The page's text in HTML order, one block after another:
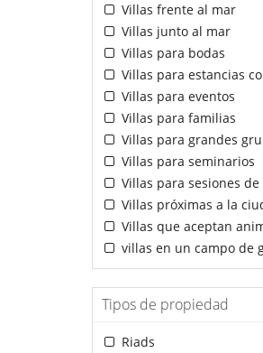
Villas frente al mar
Villas junto al mar
Villas para bodas
Villas para estancias
Villas para eventos
Villas para familias
Villas para grandes
Villas para seminarios
Villas para sesiones de
Villas próximas a la
Villas que aceptan
villas en un campo de
Tipos de propiedad
Riads